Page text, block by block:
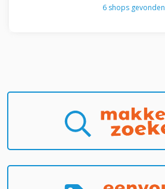
6 shops gevonden